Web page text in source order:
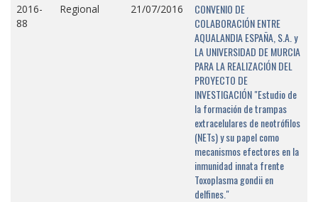
2016-
88
Regional 21/07/2016
CONVENIO DE
COLABORACIÓN ENTRE
AQUALANDIA ESPAÑA, S.A. y
LA UNIVERSIDAD DE MURCIA
PARA LA REALIZACIÓN DEL
PROYECTO DE
INVESTIGACIÓN "Estudio de
la formación de trampas
extracelulares de neotrófilos
(NETs) y su papel como
mecanismos efectores en la
inmunidad innata frente
Toxoplasma gondii en
delfines."